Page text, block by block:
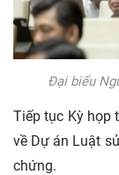
Đại biểu
Tiếp tục Kỳ họp
về Dự án Luật
chứng.